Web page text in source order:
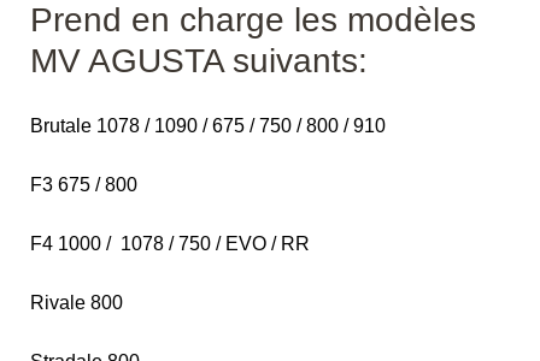
Prend en charge les modèles
MV AGUSTA suivants:
Brutale 1078 / 1090 / 675 / 750 / 800 / 910
F3 675 / 800
F4 1000 / 1078 / 750 / EVO / RR
Rivale 800